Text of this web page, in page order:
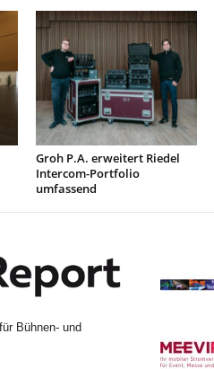
Groh P.A. erweitert Riedel
Intercom-Portfolio
umfassend
Bühnen- und